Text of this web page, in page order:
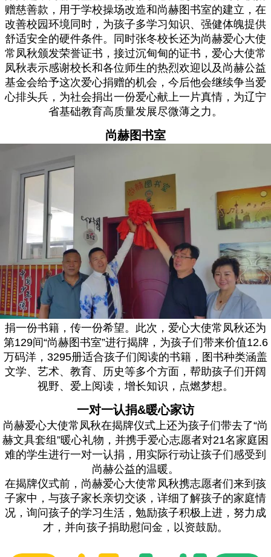
赠慈善款，用于学校操场改造和尚赫图书室的建立，在
改善校园环境同时，为孩子多学习知识、强健体魄提供
舒适安全的硬件条件。同时张冬校长还为尚赫爱心大使
常凤秋颁发荣誉证书，接过沉甸甸的证书，爱心大使常
凤秋表示感谢校长和各位师生的热烈欢迎以及尚赫公益
基金会给予这次爱心捐赠的机会，今后他会继续争当爱
心排头兵，为社会捐出一份爱心献上一片真情，为辽宁
省基础教育高质量发展尽微薄之力。
尚赫图书室
捐一份书籍，传一份希望。此次，爱心大使常凤秋还为
第129间“尚赫图书室”进行揭牌，为孩子们带来价值12.6
万码洋，3295册适合孩子们阅读的书籍，图书种类涵盖
文学、艺术、教育、历史等多个方面，帮助孩子们开阔
视野、爱上阅读，增长知识，点燃梦想。
一对一认捐&暖心家访
尚赫爱心大使常凤秋在揭牌仪式上还为孩子们带去了“尚
赫文具套组”暖心礼物，并携手爱心志愿者对21名家庭困
难的学生进行一对一认捐，用实际行动让孩子们感受到
尚赫公益的温暖。
在揭牌仪式前，尚赫爱心大使常凤秋携志愿者们来到孩
子家中，与孩子家长亲切交谈，详细了解孩子的家庭情
况，询问孩子的学习生活，勉励孩子积极上进，努力成
才，并向孩子捐助慰问金，以资鼓励。